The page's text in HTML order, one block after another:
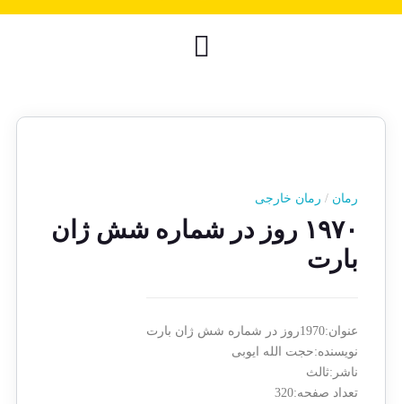
رمان / رمان خارجی
۱۹۷۰ روز در شماره شش ژان
بارت
عنوان:1970روز در شماره شش ژان بارت
نویسنده:حجت الله ایوبی
ناشر:ثالث
تعداد صفحه:320